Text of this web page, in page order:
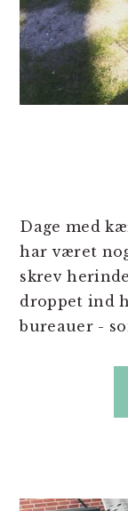
Dage med
har været
skrev
droppet ind
bureauer -